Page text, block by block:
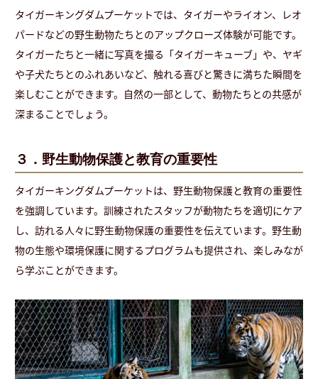
タイガーキングダムプーケットでは、タイガーやライオン、レオ
パードなどの野生動物たちとのアップクローズ体験が可能です。
タイガーたちと一緒に写真を撮る「タイガーキューブ」や、ヤギ
や子犬たちとのふれあいなど、触れる喜びと驚きに満ちた瞬間を
楽しむことができます。自然の一部として、動物たちとの共感が
深まることでしょう。
３．野生動物保護と教育の重要性
タイガーキングダムプーケットは、野生動物保護と教育の重要性
を強調しています。訓練されたスタッフが動物たちを適切にケア
し、訪れる人々に野生動物保護の重要性を伝えています。野生動
物の生態や環境保護に関するプログラムも提供され、楽しみなが
ら学ぶことができます。